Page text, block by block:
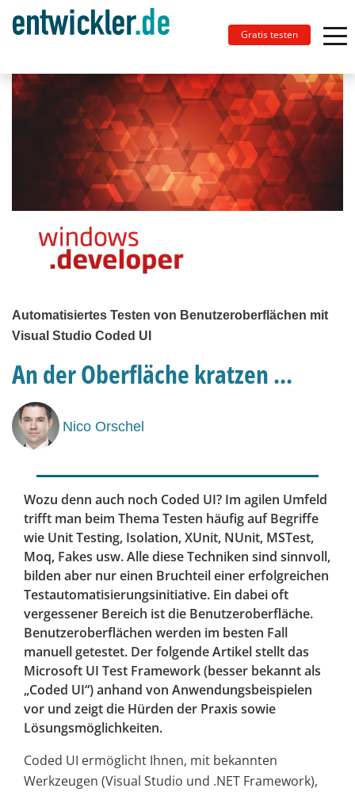
Gratis testen
Automatisiertes Testen von Benutzeroberflächen mit
Visual Studio Coded UI
An der Oberfläche kratzen ...
Nico Orschel
Wozu denn auch noch Coded UI? Im agilen Umfeld
trifft man beim Thema Testen häufig auf Begriffe
wie Unit Testing, Isolation, XUnit, NUnit, MSTest,
Moq, Fakes usw. Alle diese Techniken sind sinnvoll,
bilden aber nur einen Bruchteil einer erfolgreichen
Testautomatisierungsinitiative. Ein dabei oft
vergessener Bereich ist die Benutzeroberfläche.
Benutzeroberflächen werden im besten Fall
manuell getestet. Der folgende Artikel stellt das
Microsoft UI Test Framework (besser bekannt als
„Coded UI“) anhand von Anwendungsbeispielen
vor und zeigt die Hürden der Praxis sowie
Lösungsmöglichkeiten.
Coded UI ermöglicht Ihnen, mit bekannten
Werkzeugen (Visual Studio und .NET Framework),